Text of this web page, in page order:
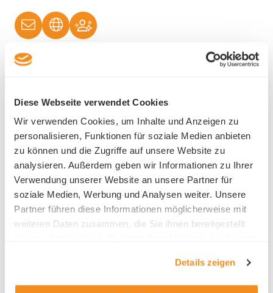
Diese Webseite verwendet Cookies
Wir verwenden Cookies, um Inhalte und Anzeigen zu
personalisieren, Funktionen für soziale Medien anbieten
zu können und die Zugriffe auf unsere Website zu
analysieren. Außerdem geben wir Informationen zu Ihrer
Verwendung unserer Website an unsere Partner für
soziale Medien, Werbung und Analysen weiter. Unsere
Partner führen diese Informationen möglicherweise mit
weiteren Daten zusammen, die Sie ihnen bereitgestellt
Details zeigen
Ronald Grolimund
Industry
Research and Development